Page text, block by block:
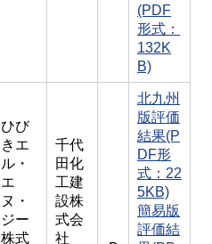
(PDF
形式：
132K
B)
ひび
きエ
ル・
エ
ヌ・
ジー
株式
千代
田化
工建
設株
式会
社
北九州
版評価
結果(P
DF形
式：22
5KB)
簡易版
評価結